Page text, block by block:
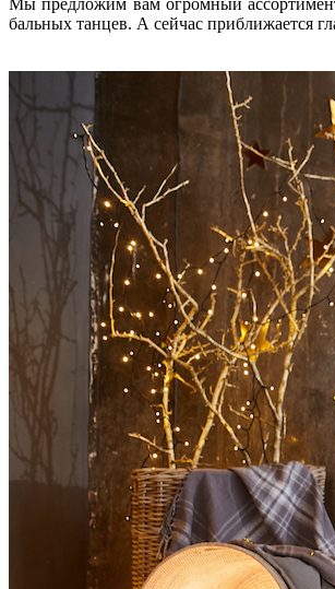
Мы предложим вам огромный
бальных танцев. А сейчас приближается